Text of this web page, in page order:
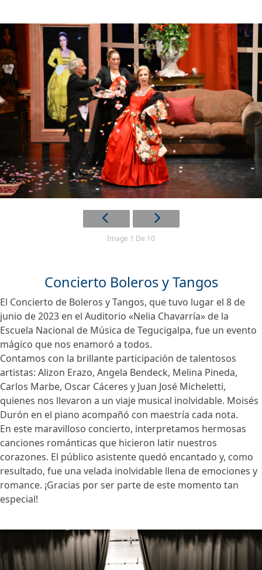
Image 1 De 10
Concierto Boleros y Tangos
El Concierto de Boleros y Tangos, que tuvo lugar el 8 de
junio de 2023 en el Auditorio «Nelia Chavarría» de la
Escuela Nacional de Música de Tegucigalpa, fue un evento
mágico que nos enamoró a todos.
Contamos con la brillante participación de talentosos
artistas: Alizon Erazo, Angela Bendeck, Melina Pineda,
Carlos Marbe, Oscar Cáceres y Juan José Micheletti,
quienes nos llevaron a un viaje musical inolvidable. Moisés
Durón en el piano acompañó con maestría cada nota.
En este maravilloso concierto, interpretamos hermosas
canciones románticas que hicieron latir nuestros
corazones. El público asistente quedó encantado y, como
resultado, fue una velada inolvidable llena de emociones y
romance. ¡Gracias por ser parte de este momento tan
especial!